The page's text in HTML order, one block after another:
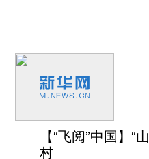
【“飞阅”中国】
村